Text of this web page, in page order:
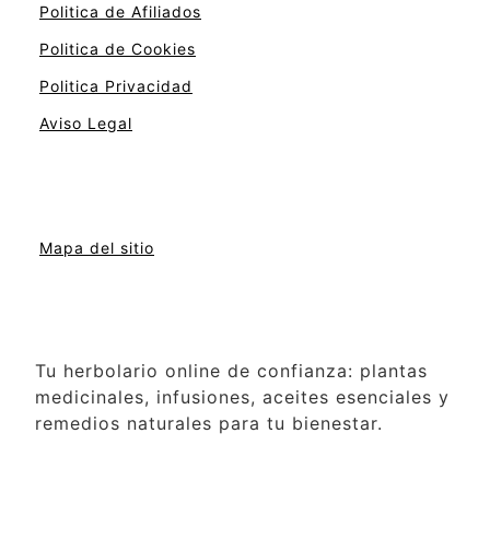
Politica de Afiliados
Politica de Cookies
Politica Privacidad
Aviso Legal
Mapa del sitio
Tu herbolario online de confianza: plantas
medicinales, infusiones, aceites esenciales y
remedios naturales para tu bienestar.